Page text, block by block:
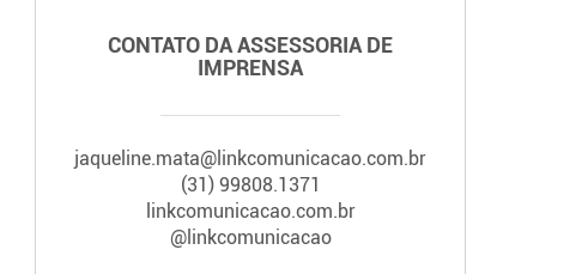
CONTATO DA ASSESSORIA DE
IMPRENSA
jaqueline.mata@linkcomunicacao.com.br
(31) 99808.1371
linkcomunicacao.com.br
@linkcomunicacao